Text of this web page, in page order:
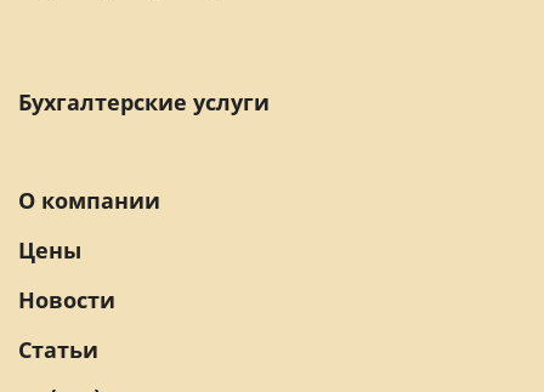
Бухгалтерские услуги
О компании
Цены
Новости
Статьи